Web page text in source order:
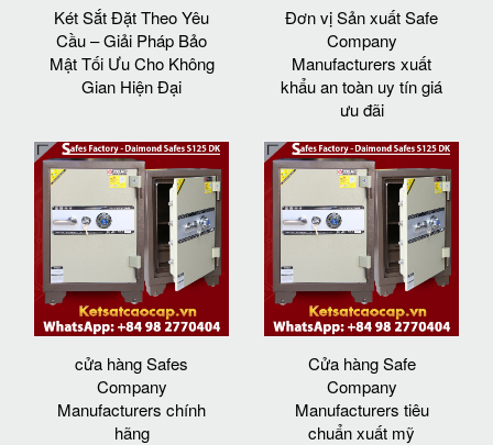
Két Sắt Đặt Theo Yêu
Cầu – Giải Pháp Bảo
Mật Tối Ưu Cho Không
Gian Hiện Đại
Đơn vị Sản xuất Safe
Company
Manufacturers xuất
khẩu an toàn uy tín giá
ưu đãi
cửa hàng Safes
Company
Manufacturers chính
hãng
Cửa hàng Safe
Company
Manufacturers tiêu
chuẩn xuất mỹ